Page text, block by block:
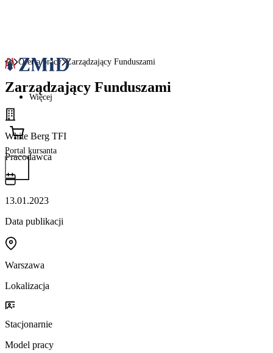
Więcej
Portal kursanta
Oferta pracy Zarządzający Funduszami
Zarządzający Funduszami
White Berg TFI
Pracodawca
13.01.2023
Data publikacji
Warszawa
Lokalizacja
Stacjonarnie
Model pracy